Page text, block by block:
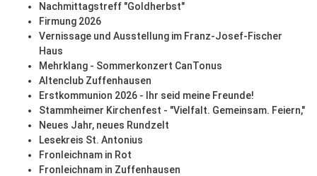
Nachmittagstreff "Goldherbst"
Firmung 2026
Vernissage und Ausstellung im Franz-Josef-Fischer
Haus
Mehrklang - Sommerkonzert CanTonus
Altenclub Zuffenhausen
Erstkommunion 2026 - Ihr seid meine Freunde!
Stammheimer Kirchenfest - "Vielfalt. Gemeinsam. Feiern,"
Neues Jahr, neues Rundzelt
Lesekreis St. Antonius
Fronleichnam in Rot
Fronleichnam in Zuffenhausen